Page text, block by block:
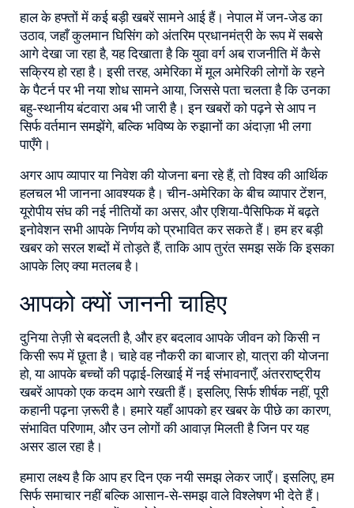
हाल के हफ्तों में कई बड़ी खबरें सामने आई हैं। नेपाल में जन‑जेड का
उठाव, जहाँ कुलमान घिसिंग को अंतरिम प्रधानमंत्री के रूप में सबसे
आगे देखा जा रहा है, यह दिखाता है कि युवा वर्ग अब राजनीति में कैसे
सक्रिय हो रहा है। इसी तरह, अमेरिका में मूल अमेरिकी लोगों के रहने
के पैटर्न पर भी नया शोध सामने आया, जिससे पता चलता है कि उनका
बहु‑स्थानीय बंटवारा अब भी जारी है। इन खबरों को पढ़ने से आप न
सिर्फ वर्तमान समझेंगे, बल्कि भविष्य के रुझानों का अंदाज़ा भी लगा
पाएँगे।
अगर आप व्यापार या निवेश की योजना बना रहे हैं, तो विश्व की आर्थिक
हलचल भी जानना आवश्यक है। चीन‑अमेरिका के बीच व्यापार टेंशन,
यूरोपीय संघ की नई नीतियों का असर, और एशिया‑पैसिफिक में बढ़ते
इनोवेशन सभी आपके निर्णय को प्रभावित कर सकते हैं। हम हर बड़ी
खबर को सरल शब्दों में तोड़ते हैं, ताकि आप तुरंत समझ सकें कि इसका
आपके लिए क्या मतलब है।
आपको क्यों जाननी चाहिए
दुनिया तेज़ी से बदलती है, और हर बदलाव आपके जीवन को किसी न
किसी रूप में छूता है। चाहे वह नौकरी का बाजार हो, यात्रा की योजना
हो, या आपके बच्चों की पढ़ाई‑लिखाई में नई संभावनाएँ, अंतरराष्ट्रीय
खबरें आपको एक कदम आगे रखती हैं। इसलिए, सिर्फ शीर्षक नहीं, पूरी
कहानी पढ़ना ज़रूरी है। हमारे यहाँ आपको हर खबर के पीछे का कारण,
संभावित परिणाम, और उन लोगों की आवाज़ मिलती है जिन पर यह
असर डाल रहा है।
हमारा लक्ष्य है कि आप हर दिन एक नयी समझ लेकर जाएँ। इसलिए, हम
सिर्फ समाचार नहीं बल्कि आसान‑से‑समझ वाले विश्लेषण भी देते हैं।